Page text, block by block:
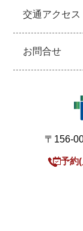
交通アクセス
お問合せ
〒156-
予約